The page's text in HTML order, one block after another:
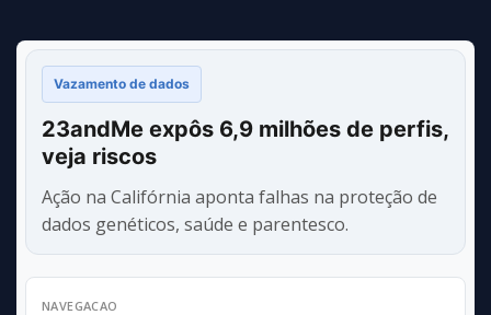
Vazamento de dados
23andMe expôs 6,9 milhões de perfis,
veja riscos
Ação na Califórnia aponta falhas na proteção de
dados genéticos, saúde e parentesco.
NAVEGACAO